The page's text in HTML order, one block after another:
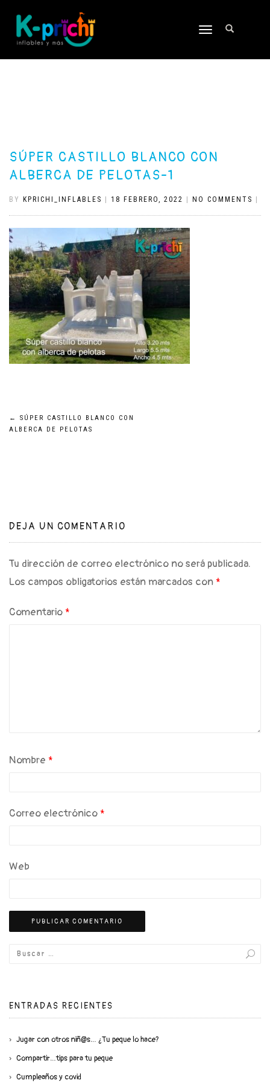
TOGGLE
SÚPER CASTILLO BLANCO CON
ALBERCA DE PELOTAS-1
BY KPRICHI_INFLABLES 18 FEBRERO, 2022 NO COMMENTS
Navegación
←
SÚPER CASTILLO BLANCO CON
ALBERCA DE PELOTAS
DEJA UN COMENTARIO
Tu dirección de correo electrónico no será publicada.
Los campos obligatorios están marcados con *
Comentario *
Nombre *
Correo electrónico *
Web
ENTRADAS RECIENTES
Jugar con otros niñ@s… ¿Tu peque lo hace?
Compartir…tips para tu peque
Cumpleaños y covid